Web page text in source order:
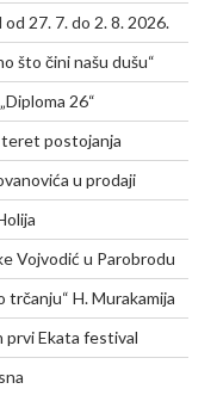
27. 7. do 2. 8. 2026.
što čini našu dušu“
26“
teret postojanja
u prodaji
Vojvodić u Parobrodu
trčanju“ H. Murakamija
prvi Ekata festival